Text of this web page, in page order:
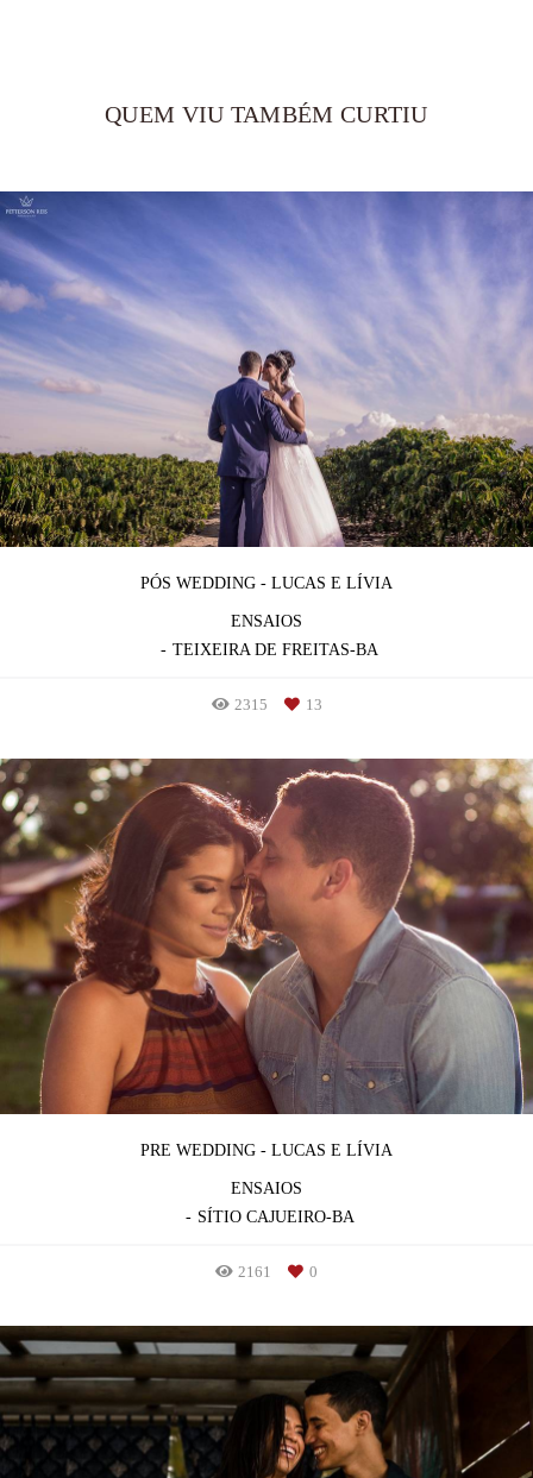
QUEM VIU TAMBÉM CURTIU
PÓS WEDDING - LUCAS E LÍVIA
ENSAIOS
TEIXEIRA DE FREITAS-BA
2315 13
PRE WEDDING - LUCAS E LÍVIA
ENSAIOS
SÍTIO CAJUEIRO-BA
2161 0